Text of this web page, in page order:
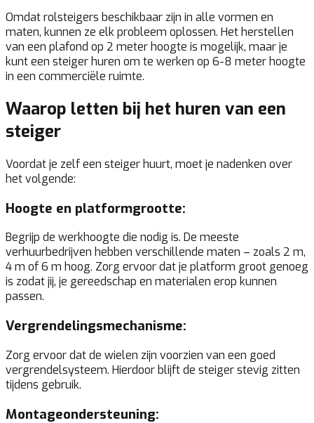
Omdat rolsteigers beschikbaar zijn in alle vormen en
maten, kunnen ze elk probleem oplossen. Het herstellen
van een plafond op 2 meter hoogte is mogelijk, maar je
kunt een steiger huren om te werken op 6-8 meter hoogte
in een commerciële ruimte.
Waarop letten bij het huren van een
steiger
Voordat je zelf een steiger huurt, moet je nadenken over
het volgende:
Hoogte en platformgrootte:
Begrijp de werkhoogte die nodig is. De meeste
verhuurbedrijven hebben verschillende maten – zoals 2 m,
4 m of 6 m hoog. Zorg ervoor dat je platform groot genoeg
is zodat jij, je gereedschap en materialen erop kunnen
passen.
Vergrendelingsmechanisme:
Zorg ervoor dat de wielen zijn voorzien van een goed
vergrendelsysteem. Hierdoor blijft de steiger stevig zitten
tijdens gebruik.
Montageondersteuning: